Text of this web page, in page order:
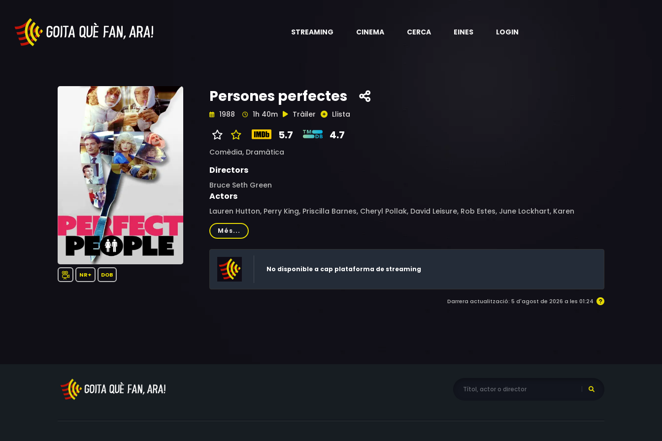
STREAMING CINEMA CERCA EINES LOGIN
NR+ DOB
Persones perfectes
1988 1h 40m Tràiler Llista
5.7 4.7
Comèdia, Dramàtica
Directors
Bruce Seth Green
Actors
Lauren Hutton, Perry King, Priscilla Barnes, Cheryl Pollak, David Leisure, Rob Estes, June Lockhart, Karen
Valentine, Ronnie Schell, James Acheson, Darcy DeMoss, Rob Zapple, Julie Ow, Earl Theroux
Més...
No disponible a cap plataforma de streaming
Darrera actualització: 5 d'agost de 2026 a les 01:24